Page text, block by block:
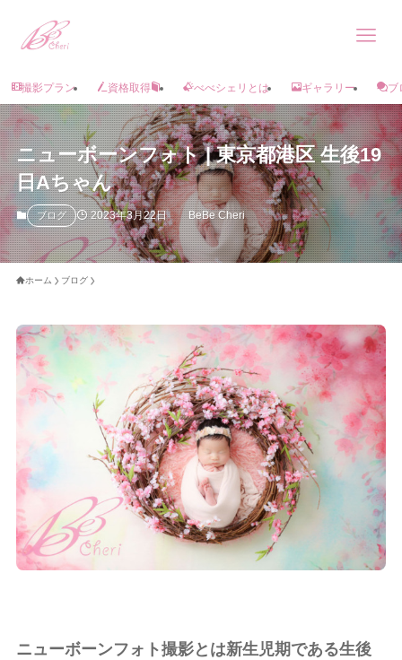
撮影プラン 資格取得 べべシェリとは ギャラリー ブ
ニューボーンフォト | 東京都港区 生後19
日Aちゃん
ブログ 2023年3月22日 BeBe Cheri
ホーム ブログ
ニューボーンフォト撮影とは新生児期である生後